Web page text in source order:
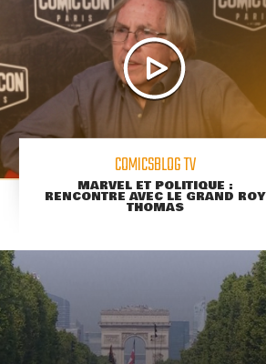
COMICSBLOG TV
MARVEL ET POLITIQUE :
RENCONTRE AVEC LE GRAND ROY
THOMAS